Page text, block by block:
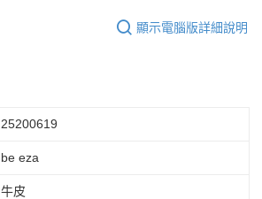
顯示電腦版詳細說明
25200619
be eza
牛皮